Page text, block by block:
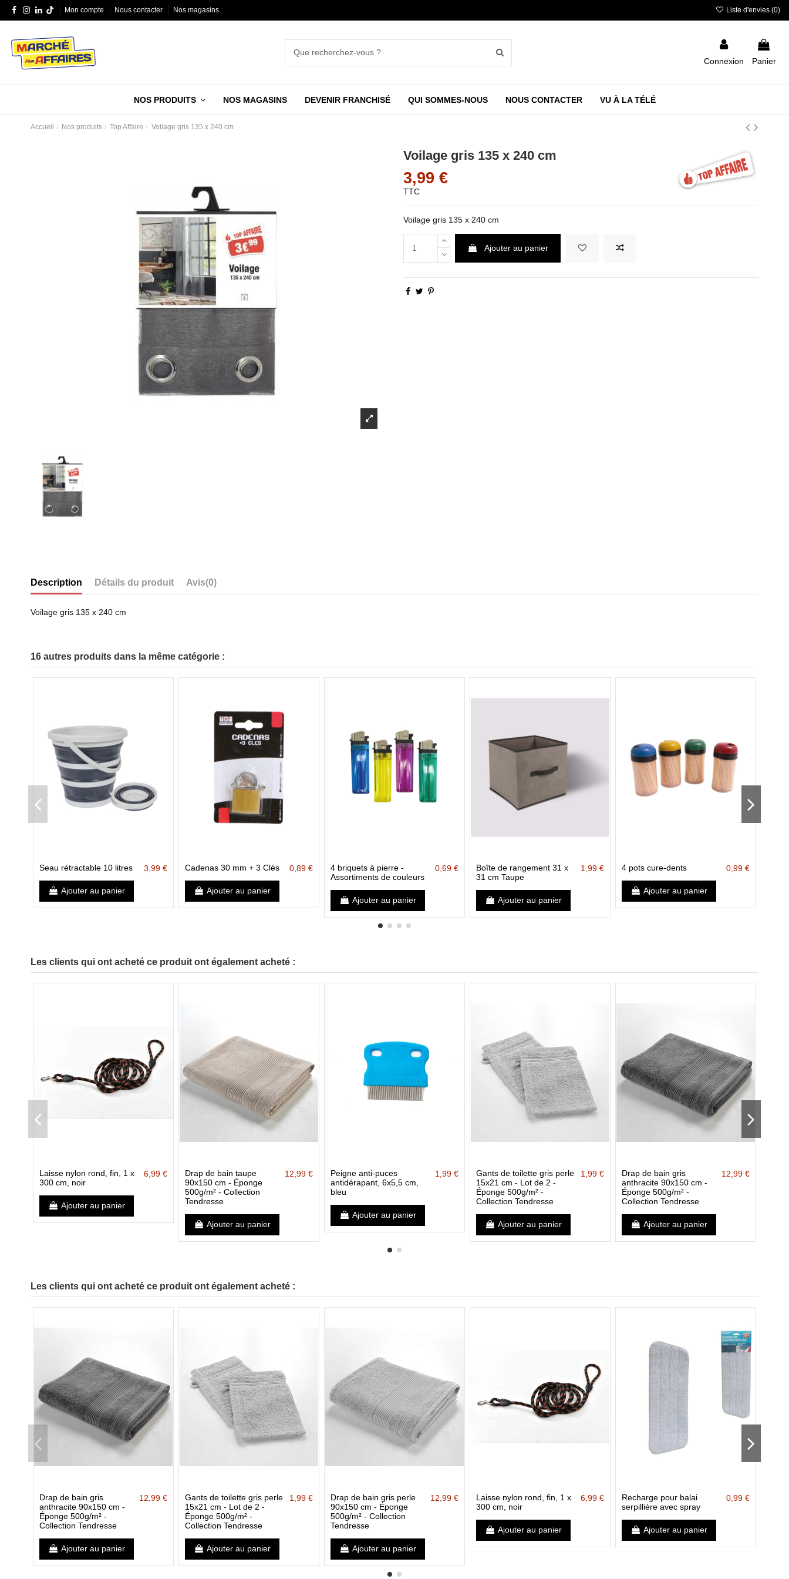
Mon compte Nous contacter Nos magasins Liste d'envies (0)
Connexion Panier
NOS PRODUITS NOS MAGASINS DEVENIR FRANCHISÉ QUI SOMMES-NOUS NOUS CONTACTER VU À LA TÉLÉ
Accueil Nos produits Top Affaire Voilage gris 135 x 240 cm
Voilage gris 135 x 240 cm
3,99 €
TTC
Voilage gris 135 x 240 cm
Ajouter au panier
Description Détails du produit Avis(0)
Voilage gris 135 x 240 cm
16 autres produits dans la même catégorie :
Seau rétractable 10 litres 3,99 €
Ajouter au panier
Cadenas 30 mm + 3 Clés 0,89 €
Ajouter au panier
4 briquets à pierre -
Assortiments de couleurs
0,69 €
Ajouter au panier
Boîte de rangement 31 x
31 cm Taupe
1,99 €
Ajouter au panier
4 pots cure-dents 0,99 €
Ajouter au panier
Les clients qui ont acheté ce produit ont également acheté :
Laisse nylon rond, fin, 1 x
300 cm, noir
6,99 €
Ajouter au panier
Drap de bain taupe
90x150 cm - Éponge
500g/m² - Collection
Tendresse
12,99 €
Ajouter au panier
Peigne anti-puces
antidérapant, 6x5,5 cm,
bleu
1,99 €
Ajouter au panier
Gants de toilette gris perle
15x21 cm - Lot de 2 -
Éponge 500g/m² -
Collection Tendresse
1,99 €
Ajouter au panier
Drap de bain gris
anthracite 90x150 cm -
Éponge 500g/m² -
Collection Tendresse
12,99 €
Ajouter au panier
Les clients qui ont acheté ce produit ont également acheté :
Drap de bain gris
anthracite 90x150 cm -
Éponge 500g/m² -
Collection Tendresse
12,99 €
Ajouter au panier
Gants de toilette gris perle
15x21 cm - Lot de 2 -
Éponge 500g/m² -
Collection Tendresse
1,99 €
Ajouter au panier
Drap de bain gris perle
90x150 cm - Éponge
500g/m² - Collection
Tendresse
12,99 €
Ajouter au panier
Laisse nylon rond, fin, 1 x
300 cm, noir
6,99 €
Ajouter au panier
Recharge pour balai
serpillière avec spray
0,99 €
Ajouter au panier